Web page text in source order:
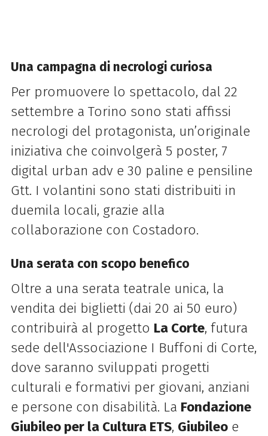
Una campagna di necrologi curiosa
Per promuovere lo spettacolo, dal 22
settembre a Torino sono stati affissi
necrologi del protagonista, un’originale
iniziativa che coinvolgerà 5 poster, 7
digital urban adv e 30 paline e pensiline
Gtt. I volantini sono stati distribuiti in
duemila locali, grazie alla
collaborazione con Costadoro.
Una serata con scopo benefico
Oltre a una serata teatrale unica, la
vendita dei biglietti (dai 20 ai 50 euro)
contribuirà al progetto La Corte, futura
sede dell'Associazione I Buffoni di Corte,
dove saranno sviluppati progetti
culturali e formativi per giovani, anziani
e persone con disabilità. La Fondazione
Giubileo per la Cultura ETS, Giubileoe